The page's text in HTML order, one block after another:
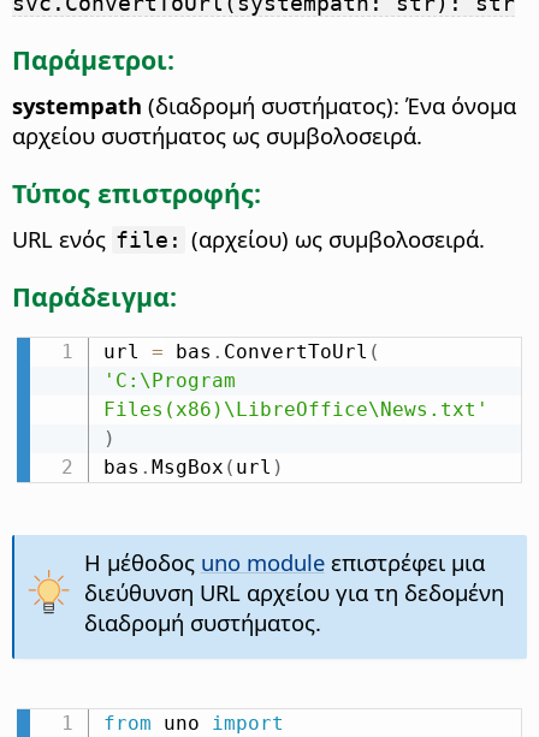
Παράμετροι:
systempath (διαδρομή συστήματος): Ένα όνομα
αρχείου συστήματος ως συμβολοσειρά.
Τύπος επιστροφής:
URL ενός file: (αρχείου) ως συμβολοσειρά.
Παράδειγμα:
url = bas . ConvertToUrl (
'C:\Program
Files(x86)\LibreOffice\News.txt'
)
bas . MsgBox ( url )
Η μέθοδος uno moduleεπιστρέφει μια
διεύθυνση URL αρχείου για τη δεδομένη
διαδρομή συστήματος.
from uno import